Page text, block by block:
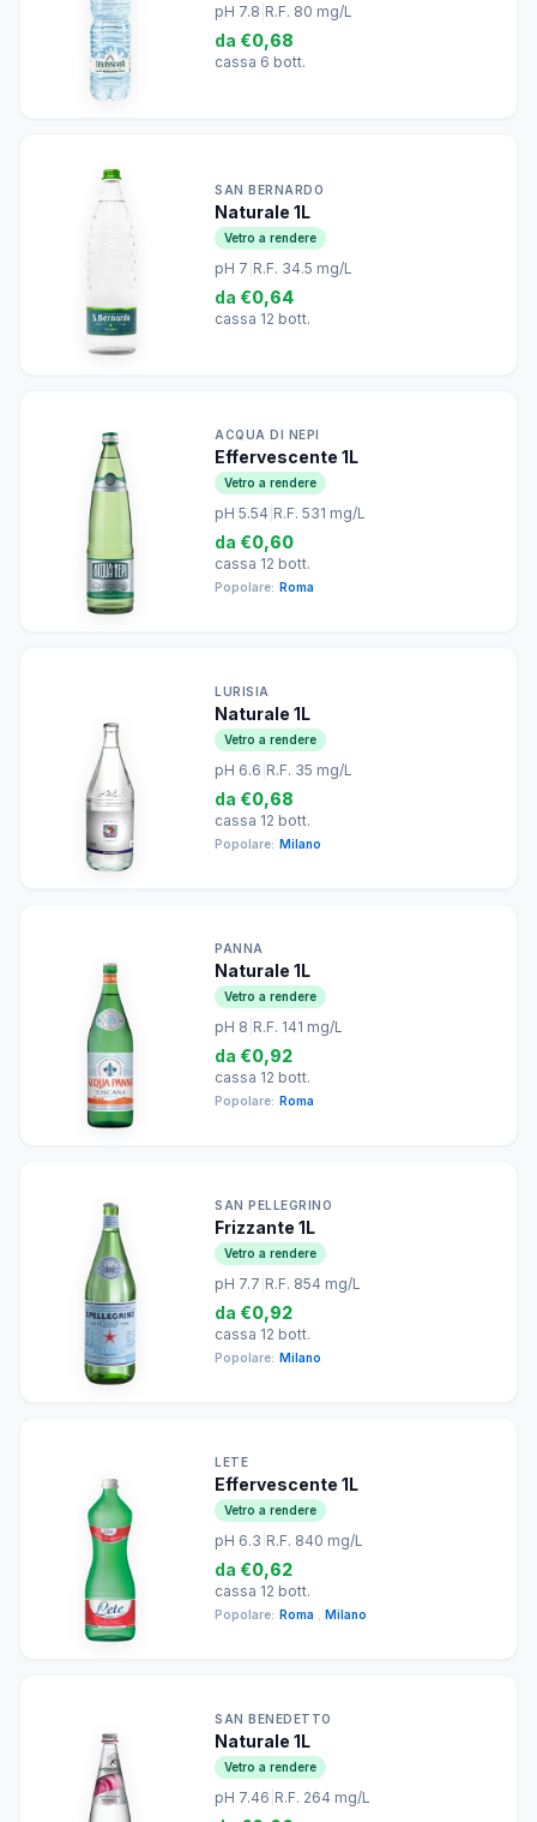
pH 7.8 R.F. 80 mg/L
da €0,68
cassa 6 bott.
SAN BERNARDO
Naturale 1L
Vetro a rendere
pH 7 R.F. 34.5 mg/L
da €0,64
cassa 12 bott.
ACQUA DI NEPI
Effervescente 1L
Vetro a rendere
pH 5.54 R.F. 531 mg/L
da €0,60
cassa 12 bott.
Popolare: Roma
LURISIA
Naturale 1L
Vetro a rendere
pH 6.6 R.F. 35 mg/L
da €0,68
cassa 12 bott.
Popolare: Milano
PANNA
Naturale 1L
Vetro a rendere
pH 8 R.F. 141 mg/L
da €0,92
cassa 12 bott.
Popolare: Roma
SAN PELLEGRINO
Frizzante 1L
Vetro a rendere
pH 7.7 R.F. 854 mg/L
da €0,92
cassa 12 bott.
Popolare: Milano
LETE
Effervescente 1L
Vetro a rendere
pH 6.3 R.F. 840 mg/L
da €0,62
cassa 12 bott.
Popolare: Roma Milano
SAN BENEDETTO
Naturale 1L
Vetro a rendere
pH 7.46 R.F. 264 mg/L